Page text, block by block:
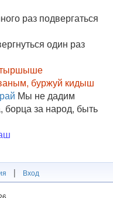
раз подвергаться
один раз
тыршыше
буржуй кидыш
Мы не дадим
за народ, быть
| Вход